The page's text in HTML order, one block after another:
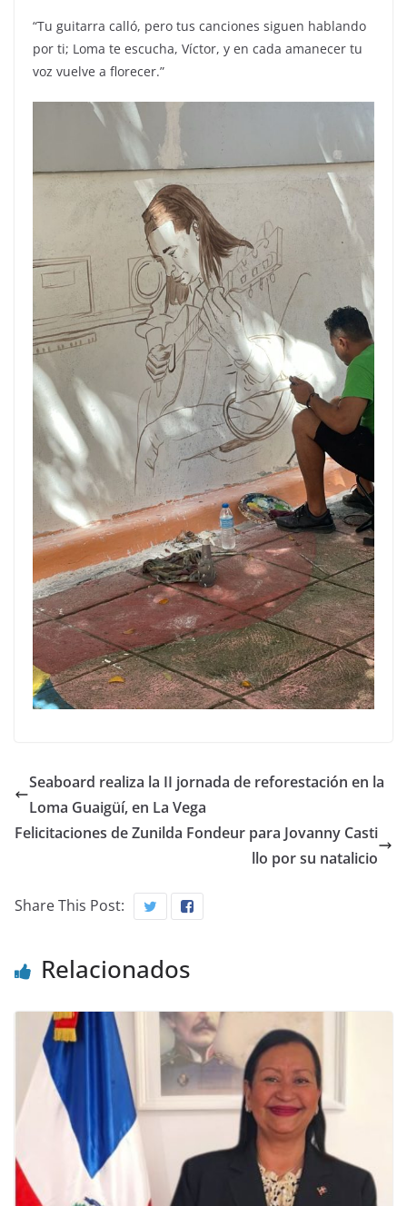
“Tu guitarra calló, pero tus canciones siguen hablando
por ti; Loma te escucha, Víctor, y en cada amanecer tu
voz vuelve a florecer.”
Seaboard realiza la II jornada de reforestación en la
Loma Guaigüí, en La Vega
Felicitaciones de Zunilda Fondeur para Jovanny Casti
llo por su natalicio
Share This Post:
Relacionados